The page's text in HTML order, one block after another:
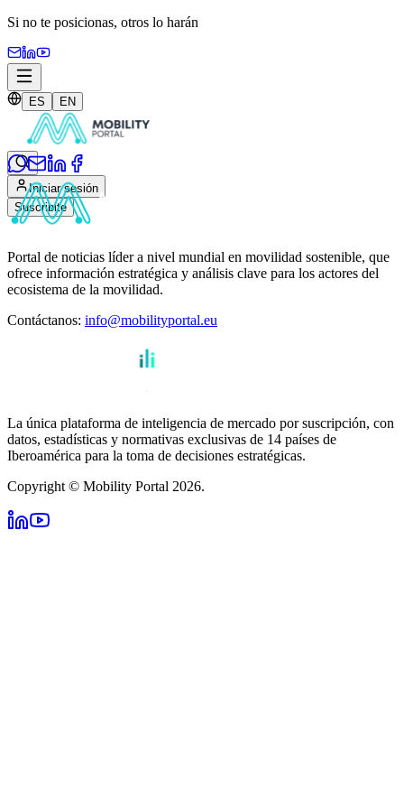
Si no te posicionas, otros lo harán
ES EN
Iniciar sesión
Suscribite
Portal de noticias líder a nivel mundial en movilidad sostenible, que
ofrece información estratégica y análisis clave para los actores del
ecosistema de la movilidad.
Contáctanos: info@mobilityportal.eu
La única plataforma de inteligencia de mercado por suscripción, con
datos, estadísticas y normativas exclusivas de 14 países de
Iberoamérica para la toma de decisiones estratégicas.
Copyright © Mobility Portal 2026.